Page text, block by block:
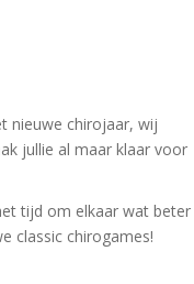
nieuwe chirojaar, wij
jullie al maar klaar voor
tijd om elkaar wat beter
classic chirogames!